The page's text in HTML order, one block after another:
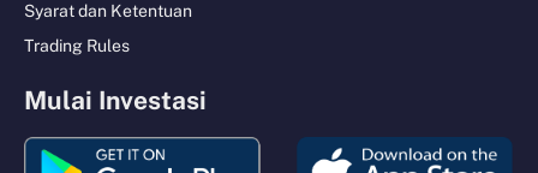
Syarat dan Ketentuan
Trading Rules
Mulai Investasi